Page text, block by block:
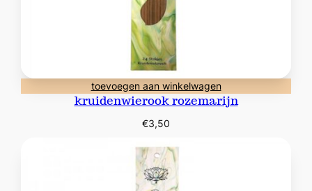
toevoegen aan winkelwagen
kruidenwierook rozemarijn
€3,50